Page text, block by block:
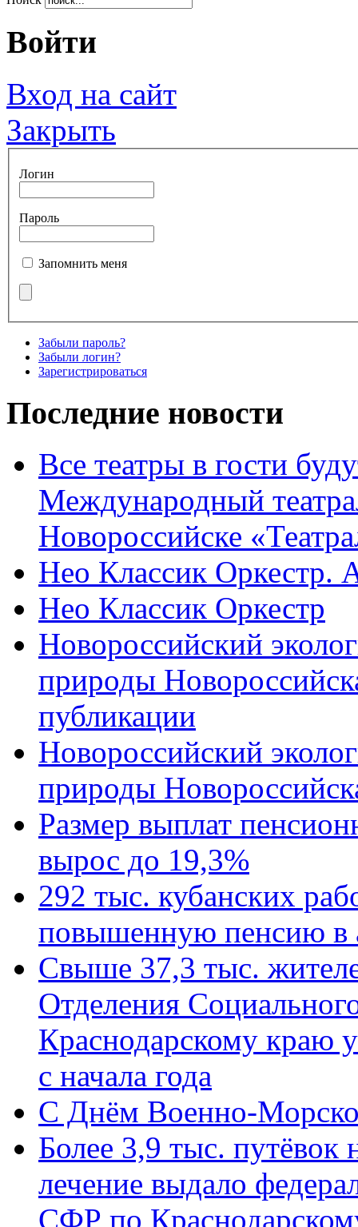
Войти
Вход на сайт
Закрыть
Логин
Пароль
Запомнить меня
Забыли пароль?
Забыли логин?
Зарегистрироваться
Последние новости
Все театры в гости
Международный
Новороссийске
Нео Классик Оркестр.
Нео Классик Оркестр
Новороссийский
природы
публикации
Новороссийский
природы
Размер выплат
вырос до 19,3%
292 тыс. кубанских
повышенную пенсию в
Свыше 37,3 тыс.
Отделения
Краснодарскому краю
с начала года
C Днём Военно-
Более 3,9 тыс. путёвок
лечение выдало
СФР по